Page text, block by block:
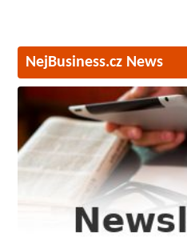
NejBusiness.cz News